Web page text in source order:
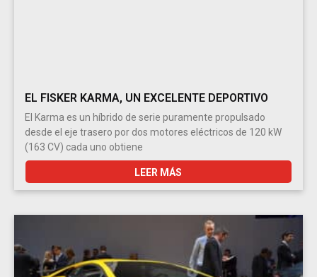
EL FISKER KARMA, UN EXCELENTE DEPORTIVO
El Karma es un híbrido de serie puramente propulsado
desde el eje trasero por dos motores eléctricos de 120 kW
(163 CV) cada uno obtiene
LEER MÁS